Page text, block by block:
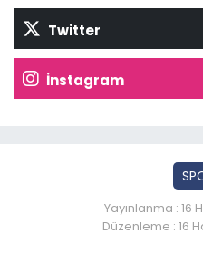
Twitter
İnstagram
Yayınlanma : 16
Düzenleme : 16